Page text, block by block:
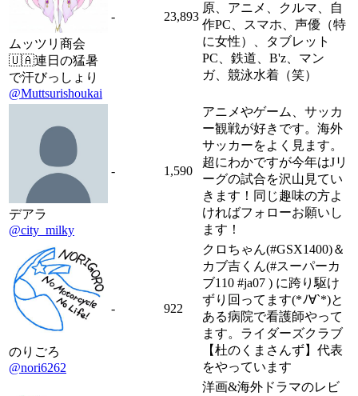
ムッツリ商会
🇺🇦連日の猛暑
で汗びっしょり
@Muttsurishoukai
- 23,893
原、アニメ、クルマ、自
作PC、スマホ、声優（特
に女性）、タブレット
PC、鉄道、B'z、マン
ガ、競泳水着（笑）
デアラ
@city_milky
- 1,590
アニメやゲーム、サッカ
ー観戦が好きです。海外
サッカーをよく見ます。
超にわかですが今年はJリ
ーグの試合を沢山見てい
きます！同じ趣味の方よ
ければフォローお願いし
ます！
のりごろ
@nori6262
- 922
クロちゃん(#GSX1400)＆
カブ吉くん(#スーパーカ
ブ110 #ja07 ) に跨り駆け
ずり回ってます(*ﾉ∀`*)と
ある病院で看護師やって
ます。ライダーズクラブ
【杜のくまさんず】代表
をやっています
洋画&海外ドラマのレビ